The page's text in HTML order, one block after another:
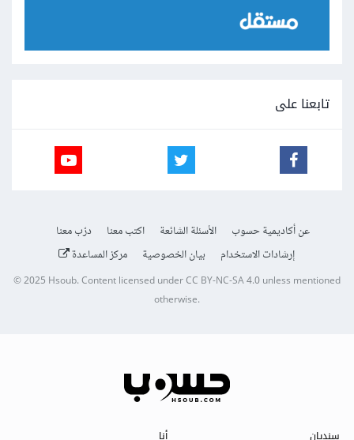
تابعنا على
عن أكاديمية حسوب الأسئلة الشائعة اكتب معنا
درّب معنا
إرشادات الاستخدام
بيان الخصوصية مركز المساعدة
© 2025Hsoub.Content licensed underCC BY-NC-SA 4.0unless mentioned
otherwise.